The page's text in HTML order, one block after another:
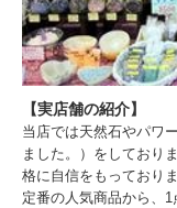
【実店舗の紹介】
当店では天然石やパワ
ました。）をしており
格に自信をもっており
定番の人気商品から、